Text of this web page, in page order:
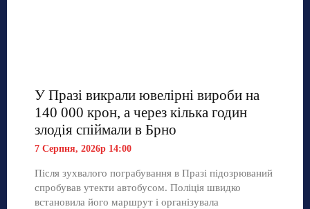
У Празі викрали ювелірні вироби на
140 000 крон, а через кілька годин
злодія спіймали в Брно
7 Серпня, 2026р 14:00
Після зухвалого пограбування в Празі підозрюваний
спробував утекти автобусом. Поліція швидко
встановила його маршрут і організувала